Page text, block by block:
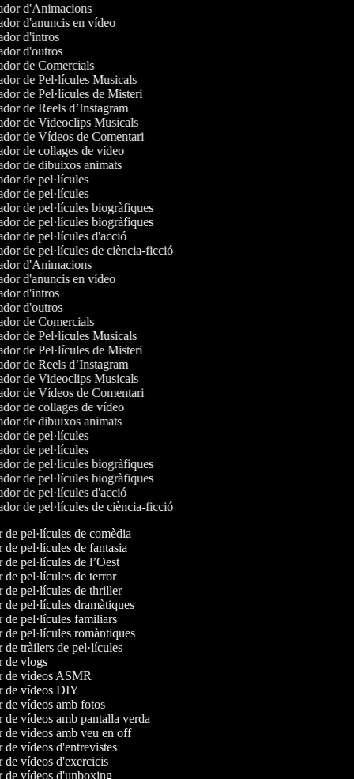
d'Animacions
d'anuncis en vídeo
d'intros
d'outros
de Comercials
de Pel·lícules Musicals
de Pel·lícules de Misteri
de Reels d’Instagram
de Videoclips Musicals
de Vídeos de Comentari
de collages de vídeo
de dibuixos animats
de pel·lícules
de pel·lícules
de pel·lícules biogràfiques
de pel·lícules biogràfiques
de pel·lícules d'acció
de pel·lícules de ciència-ficció
d'Animacions
d'anuncis en vídeo
d'intros
d'outros
de Comercials
de Pel·lícules Musicals
de Pel·lícules de Misteri
de Reels d’Instagram
de Videoclips Musicals
de Vídeos de Comentari
de collages de vídeo
de dibuixos animats
de pel·lícules
de pel·lícules
de pel·lícules biogràfiques
de pel·lícules biogràfiques
de pel·lícules d'acció
de pel·lícules de ciència-ficció
de pel·lícules de comèdia
de pel·lícules de fantasia
de pel·lícules de l’Oest
de pel·lícules de terror
de pel·lícules de thriller
de pel·lícules dramàtiques
de pel·lícules familiars
de pel·lícules romàntiques
de tràilers de pel·lícules
de vlogs
de vídeos ASMR
de vídeos DIY
de vídeos amb fotos
de vídeos amb pantalla verda
de vídeos amb veu en off
de vídeos d'entrevistes
de vídeos d'exercicis
de vídeos d'unboxing